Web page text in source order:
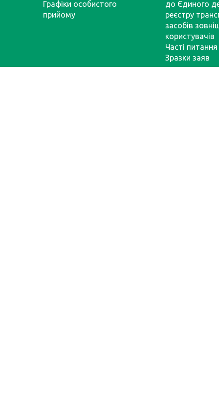
Графіки особистого
прийому
до Єдиного
реєстру
засобів
користувачів
Часті питання
Зразки заяв